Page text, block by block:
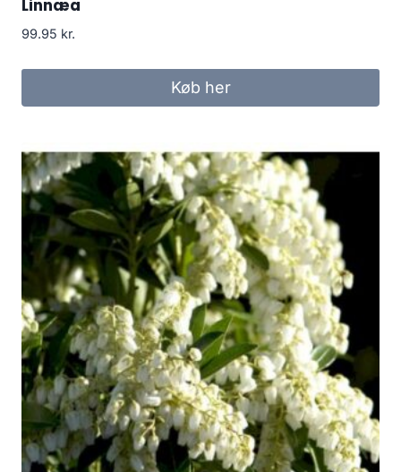
Linnæa
99.95 kr.
Køb her